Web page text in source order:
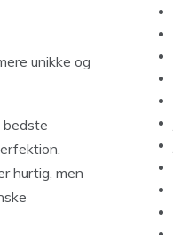
unikke og
bedste
hurtig, men